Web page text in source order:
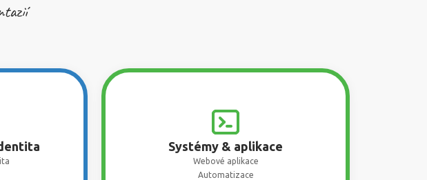
Systémy & aplikace
Webové aplikace
Automatizace